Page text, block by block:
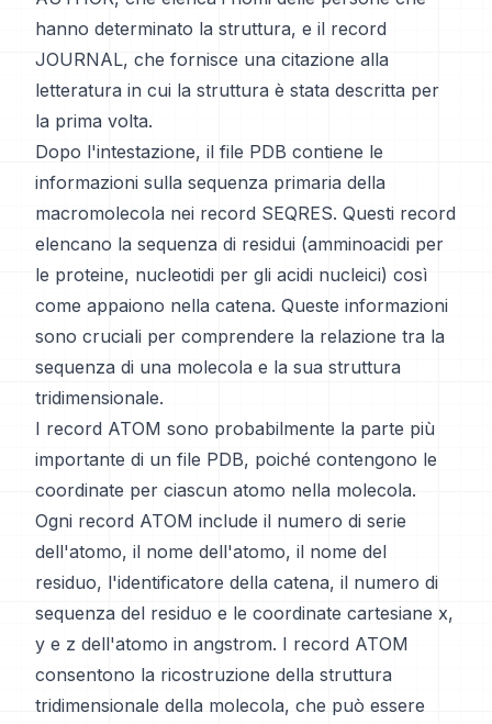
hanno determinato la struttura, e il record
JOURNAL, che fornisce una citazione alla
letteratura in cui la struttura è stata descritta per
la prima volta.
Dopo l'intestazione, il file PDB contiene le
informazioni sulla sequenza primaria della
macromolecola nei record SEQRES. Questi record
elencano la sequenza di residui (amminoacidi per
le proteine, nucleotidi per gli acidi nucleici) così
come appaiono nella catena. Queste informazioni
sono cruciali per comprendere la relazione tra la
sequenza di una molecola e la sua struttura
tridimensionale.
I record ATOM sono probabilmente la parte più
importante di un file PDB, poiché contengono le
coordinate per ciascun atomo nella molecola.
Ogni record ATOM include il numero di serie
dell'atomo, il nome dell'atomo, il nome del
residuo, l'identificatore della catena, il numero di
sequenza del residuo e le coordinate cartesiane x,
y e z dell'atomo in angstrom. I record ATOM
consentono la ricostruzione della struttura
tridimensionale della molecola, che può essere